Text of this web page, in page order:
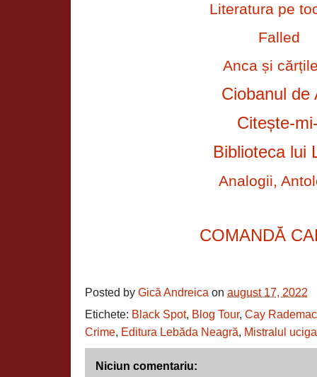
Literatura pe
Falled
Anca și
Ciobanul de
Citește-
Biblioteca lui
Analogii,
COMANDĂ
Posted by Gică Andreica on august 17, 2022
Etichete: Black Spot, Blog Tour, Cay
Crime, Editura Lebăda Neagră, Mistralul
Niciun comentariu: